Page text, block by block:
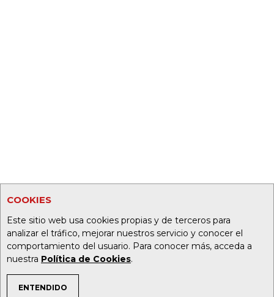
COOKIES
Este sitio web usa cookies propias y de terceros para
analizar el tráfico, mejorar nuestros servicio y conocer el
comportamiento del usuario. Para conocer más, acceda a
nuestra Política de Cookies.
ENTENDIDO